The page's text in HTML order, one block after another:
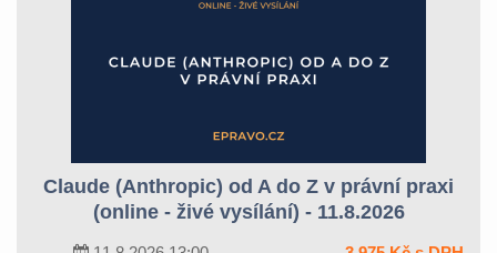
Claude (Anthropic) od A do Z v právní praxi
(online - živé vysílání) - 11.8.2026